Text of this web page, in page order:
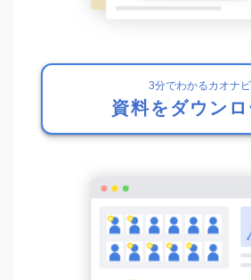
3分でわかるカオナビ
資料をダウン